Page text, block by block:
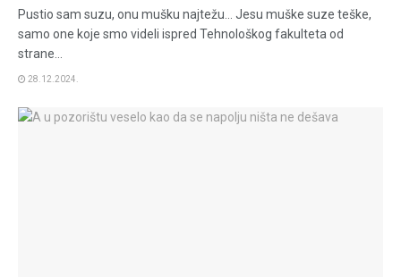
Pustio sam suzu, onu mušku najtežu... Jesu muške suze teške,
samo one koje smo videli ispred Tehnološkog fakulteta od
strane...
28.12.2024.